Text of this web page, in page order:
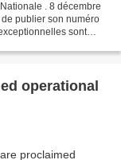
. 8 décembre
publier son numéro
sont
operational